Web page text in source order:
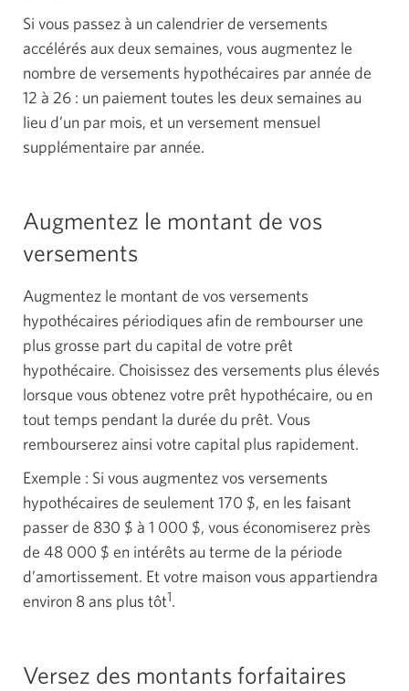
Si vous passez à un calendrier de versements
accélérés aux deux semaines, vous augmentez le
nombre de versements hypothécaires par année de
12 à 26 : un paiement toutes les deux semaines au
lieu d’un par mois, et un versement mensuel
supplémentaire par année.
Augmentez le montant de vos
versements
Augmentez le montant de vos versements
hypothécaires périodiques afin de rembourser une
plus grosse part du capital de votre prêt
hypothécaire. Choisissez des versements plus élevés
lorsque vous obtenez votre prêt hypothécaire, ou en
tout temps pendant la durée du prêt. Vous
rembourserez ainsi votre capital plus rapidement.
Exemple : Si vous augmentez vos versements
hypothécaires de seulement 170 $, en les faisant
passer de 830 $ à 1 000 $, vous économiserez près
de 48 000 $ en intérêts au terme de la période
d’amortissement. Et votre maison vous appartiendra
environ 8 ans plus tôt1.
Versez des montants forfaitaires